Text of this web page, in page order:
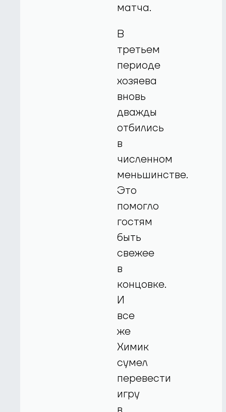
матча.
В
третьем
периоде
хозяева
вновь
дважды
отбились
в
численном
меньшинстве.
Это
помогло
гостям
быть
свежее
в
концовке.
И
все
же
Химик
сумел
перевести
игру